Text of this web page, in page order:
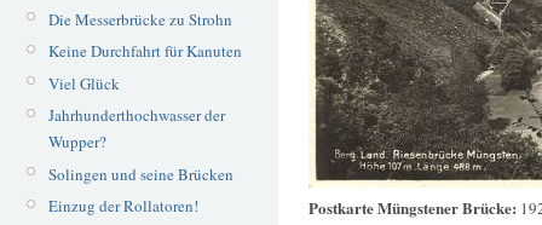
Die Messerbrücke zu Strohn
Keine Durchfahrt für Kanuten
Viel Glück
Jahrhunderthochwasser der
Wupper?
Solingen und seine Brücken
Einzug der Rollatoren!
Postkarte Müngstener Brücke: